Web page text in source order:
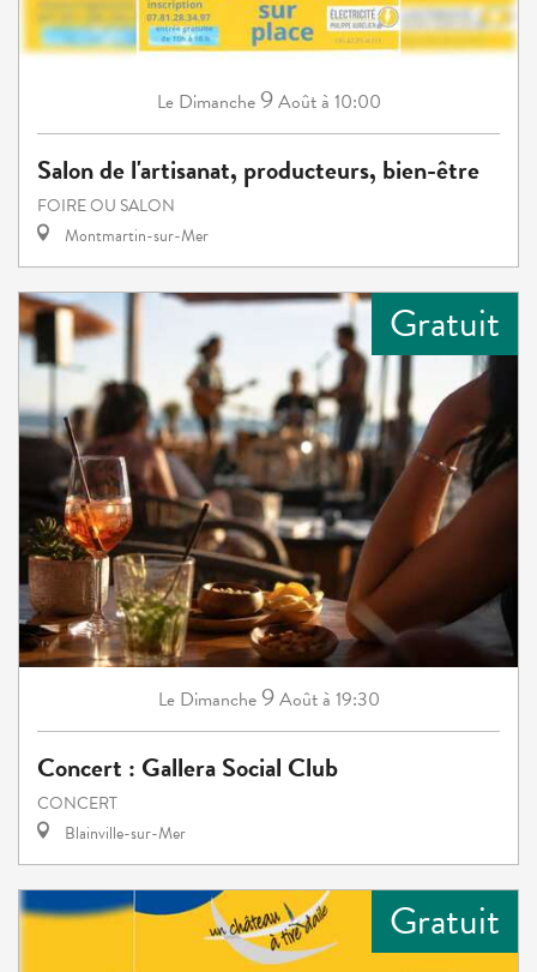
Le Dimanche9Aoûtà 10:00
Salon de l'artisanat, producteurs, bien-être
FOIRE OU SALON
Montmartin-sur-Mer
Gratuit
Le Dimanche9Aoûtà 19:30
Concert : Gallera Social Club
CONCERT
Blainville-sur-Mer
Gratuit